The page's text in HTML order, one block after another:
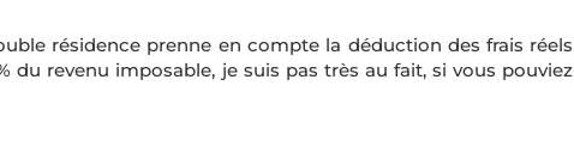
résidence prenne en compte la déduction des frais réels
du revenu imposable, je suis pas très au fait, si vous pouviez